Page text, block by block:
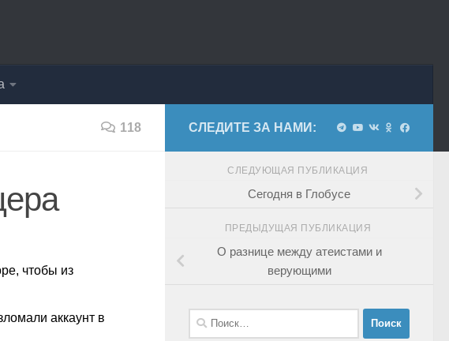
118
чтобы из
аккаунт в
СЛЕДИТЕ ЗА НАМИ:
СЛЕДУЮЩАЯ ПУБЛИКАЦИЯ
Сегодня в Глобусе
ПРЕДЫДУЩАЯ ПУБЛИКАЦИЯ
О разнице между атеистами и
верующими
Найти: